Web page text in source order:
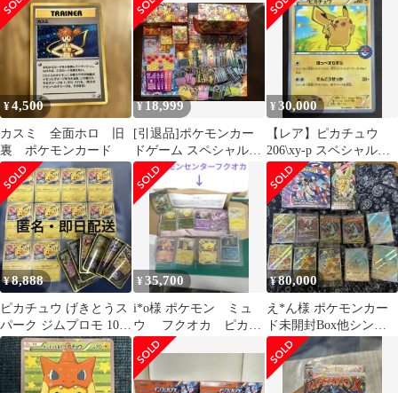
ット
ツー
¥4,500
カスミ 全面ホロ 旧
裏 ポケモンカード
¥18,999
[引退品]ポケモンカー
ドゲーム スペシャル
BOXサプライ未開封、
未開封プロモ他
¥30,000
【レア】ピカチュウ
206\xy-p スペシャル
BOXリザードンポンチ
ョピカチュウ
¥8,888
ピカチュウ げきとうス
パーク ジムプロモ 10枚
133/M-P ステッカー
¥35,700
i*o様 ポケモン ミュ
ウ フクオカ ピカチ
ュウ ブラッキー リ
ザードン 30
¥80,000
え*ん様 ポケモンカー
ド未開封Box他シング
ルカードまとめ売り